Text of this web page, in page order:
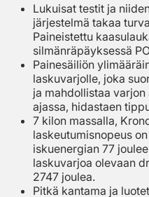
Lukuisat testit ja
järjestelmä takaa
Paineistettu
silmänräpäyksessä
Painesäiliön
laskuvarjolle, joka
ja mahdollistaa
ajassa, hidastaen
7 kilon massalla,
laskeutumisnopeus
iskuenergian 77
laskuvarjoa olevaan
2747 joulea.
Pitkä kantama ja